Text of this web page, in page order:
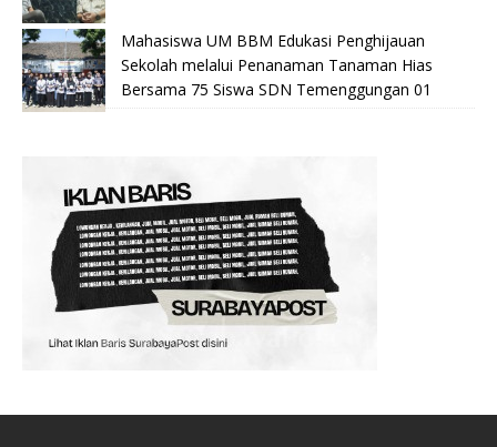
Mahasiswa UM BBM Edukasi Penghijauan
Sekolah melalui Penanaman Tanaman Hias
Bersama 75 Siswa SDN Temenggungan 01